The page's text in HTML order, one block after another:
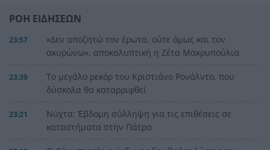
ΡΟΗ ΕΙΔΗΣΕΩΝ
23:57
«Δεν αποζητώ τον έρωτα, ούτε όμως και τον
ακυρώνω», αποκαλυπτική η Ζέτα Μακρυπούλια
23:39
Το μεγάλο ρεκόρ του Κριστιάνο Ρονάλντο, που
δύσκολα θα καταρριφθεί
23:21
Νύχτα: Έβδομη σύλληψη για τις επιθέσεις σε
καταστήματα στην Πάτρα